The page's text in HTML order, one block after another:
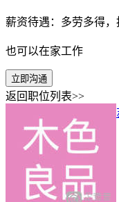
薪资待遇：多劳多得
也可以在家工作
立即沟通
返回职位列表>>